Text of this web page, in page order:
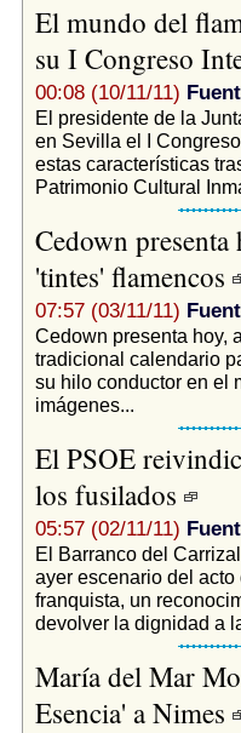
El mundo del
su I Congreso
00:08 (10/11/11)
El presidente de la
en Sevilla el I
estas características
Patrimonio Cultural
Cedown
'tintes' flamencos
07:57 (03/11/11)
Cedown presenta hoy,
tradicional calendario
su hilo conductor en el
imágenes...
El PSOE
los fusilados
05:57 (02/11/11)
El Barranco del
ayer escenario del
franquista, un
devolver la dignidad a
María del Mar
Esencia' a Nimes